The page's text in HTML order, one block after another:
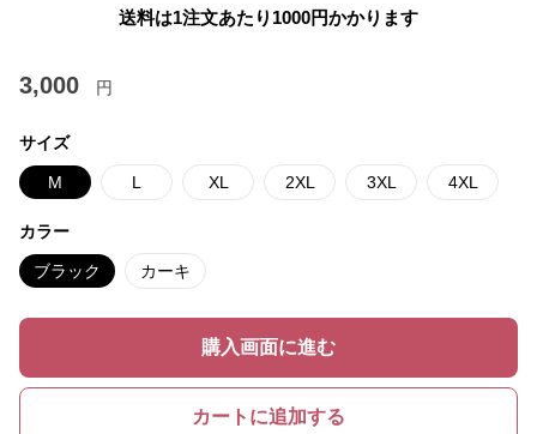
送料は1注文あたり 1000円かかります
3,000 円
サイズ
M L XL 2XL 3XL 4XL
カラー
ブラック カーキ
購入画面に進む
カートに追加する